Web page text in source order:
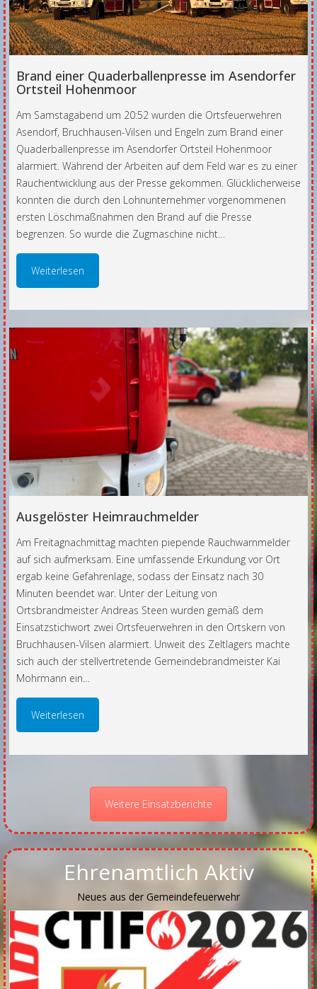
Brand einer Quaderballenpresse im Asendorfer
Ortsteil Hohenmoor
Am Samstagabend um 20:52 wurden die Ortsfeuerwehren
Asendorf, Bruchhausen-Vilsen und Engeln zum Brand einer
Quaderballenpresse im Asendorfer Ortsteil Hohenmoor
alarmiert. Während der Arbeiten auf dem Feld war es zu einer
Rauchentwicklung aus der Presse gekommen. Glücklicherweise
konnten die durch den Lohnunternehmer vorgenommenen
ersten Löschmaßnahmen den Brand auf die Presse
begrenzen. So wurde die Zugmaschine nicht…
Weiterlesen
Ausgelöster Heimrauchmelder
Am Freitagnachmittag machten piepende Rauchwarnmelder
auf sich aufmerksam. Eine umfassende Erkundung vor Ort
ergab keine Gefahrenlage, sodass der Einsatz nach 30
Minuten beendet war. Unter der Leitung von
Ortsbrandmeister Andreas Steen wurden gemäß dem
Einsatzstichwort zwei Ortsfeuerwehren in den Ortskern von
Bruchhausen-Vilsen alarmiert. Unweit des Zeltlagers machte
sich auch der stellvertretende Gemeindebrandmeister Kai
Mohrmann ein…
Weiterlesen
Weitere Einsatzberichte
Ehrenamtlich Aktiv
Neues aus der Gemeindefeuerwehr